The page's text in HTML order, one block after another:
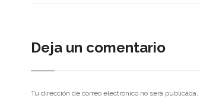
Deja un comentario
Tu dirección de correo electrónico no será publicada.